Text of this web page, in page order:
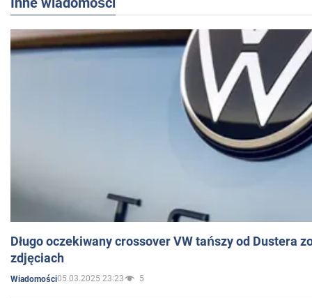
Długo oczekiwany crossover VW tańszy od Dustera
zdjęciach
Wiadomości05.03.2025 23:23 5